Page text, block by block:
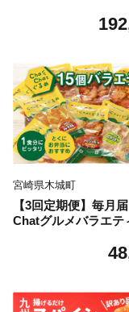
宮崎県木城町
【3回定期便】毎月
Chatグルメバラエテ